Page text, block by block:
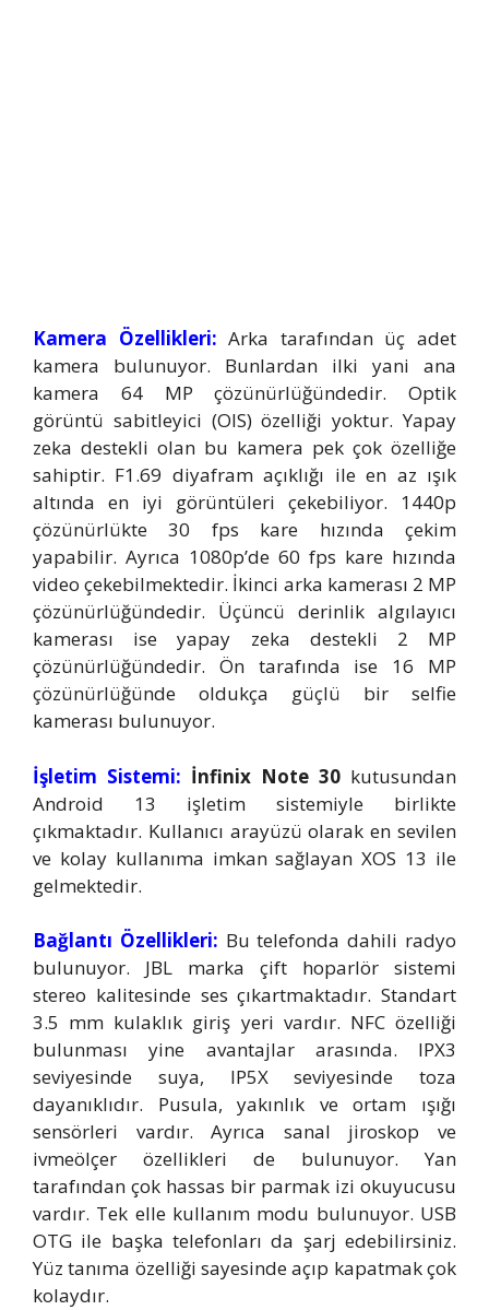
Kamera Özellikleri: Arka tarafından üç adet
kamera bulunuyor. Bunlardan ilki yani ana
kamera 64 MP çözünürlüğündedir. Optik
görüntü sabitleyici (OIS) özelliği yoktur. Yapay
zeka destekli olan bu kamera pek çok özelliğe
sahiptir. F1.69 diyafram açıklığı ile en az ışık
altında en iyi görüntüleri çekebiliyor. 1440p
çözünürlükte 30 fps kare hızında çekim
yapabilir. Ayrıca 1080p’de 60 fps kare hızında
video çekebilmektedir. İkinci arka kamerası 2 MP
çözünürlüğündedir. Üçüncü derinlik algılayıcı
kamerası ise yapay zeka destekli 2 MP
çözünürlüğündedir. Ön tarafında ise 16 MP
çözünürlüğünde oldukça güçlü bir selfie
kamerası bulunuyor.
İşletim Sistemi: İnfinix Note 30 kutusundan
Android 13 işletim sistemiyle birlikte
çıkmaktadır. Kullanıcı arayüzü olarak en sevilen
ve kolay kullanıma imkan sağlayan XOS 13 ile
gelmektedir.
Bağlantı Özellikleri: Bu telefonda dahili radyo
bulunuyor. JBL marka çift hoparlör sistemi
stereo kalitesinde ses çıkartmaktadır. Standart
3.5 mm kulaklık giriş yeri vardır. NFC özelliği
bulunması yine avantajlar arasında. IPX3
seviyesinde suya, IP5X seviyesinde toza
dayanıklıdır. Pusula, yakınlık ve ortam ışığı
sensörleri vardır. Ayrıca sanal jiroskop ve
ivmeölçer özellikleri de bulunuyor. Yan
tarafından çok hassas bir parmak izi okuyucusu
vardır. Tek elle kullanım modu bulunuyor. USB
OTG ile başka telefonları da şarj edebilirsiniz.
Yüz tanıma özelliği sayesinde açıp kapatmak çok
kolaydır.